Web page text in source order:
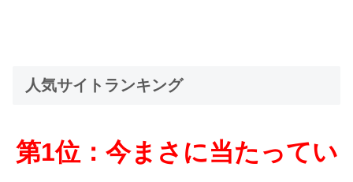
人気サイトランキング
第1位：今まさに当たってい